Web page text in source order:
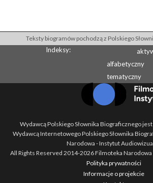
Teksty biogramów pochodzą z Polskiego
Indeksy:
alfabetyczny
tematyczny
Wydawcą Polskiego Słownika Biograficznego
Wydawcą Internetowego Polskiego Słownika
Narodowa - Instytut
All Rights Reserved 2014-2026Filmoteka
Polityka prywatności
Informacje o projekcie